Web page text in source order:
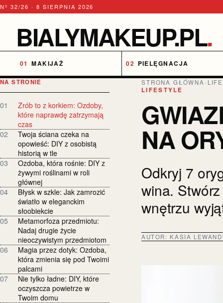
Nº 32/26 · 8 SIERPNIA 2026
BIALYMAKEUP.PL.
MAKIJAŻ PIELĘGNACJA
NA STRONIE
01
Zrób to z korkiem: Ozdoby,
które naprawdę zatrzymają
czas
02
Twoja ściana czeka na
opowieść: DIY z osobistą
historią w tle
03
Ozdoba, która rośnie: DIY z
żywymi roślinami w roli
głównej
04
Błysk w szkle: Jak zamrozić
światło w eleganckim
słoobiekcie
05
Metamorfoza przedmiotu:
Nadaj drugie życie
nieoczywistym przedmiotom
06
Magia przez dotyk: Ozdoba,
która zmienia się pod Twoimi
palcami
07
Nie tylko ładne: DIY, które
oczyszcza powietrze w
Twoim domu
STRONA GŁÓWNA ›
LIFESTYLE
NA
Odkryj 7
wina.
wnętrzu
AUTOR: KASIA